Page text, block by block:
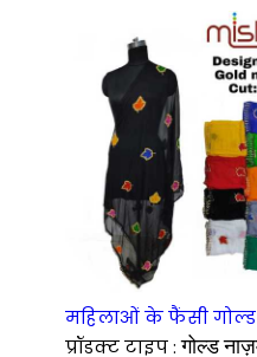
महिलाओं के फैंसी गोल्ड
प्रॉडक्ट टाइप :गोल्ड